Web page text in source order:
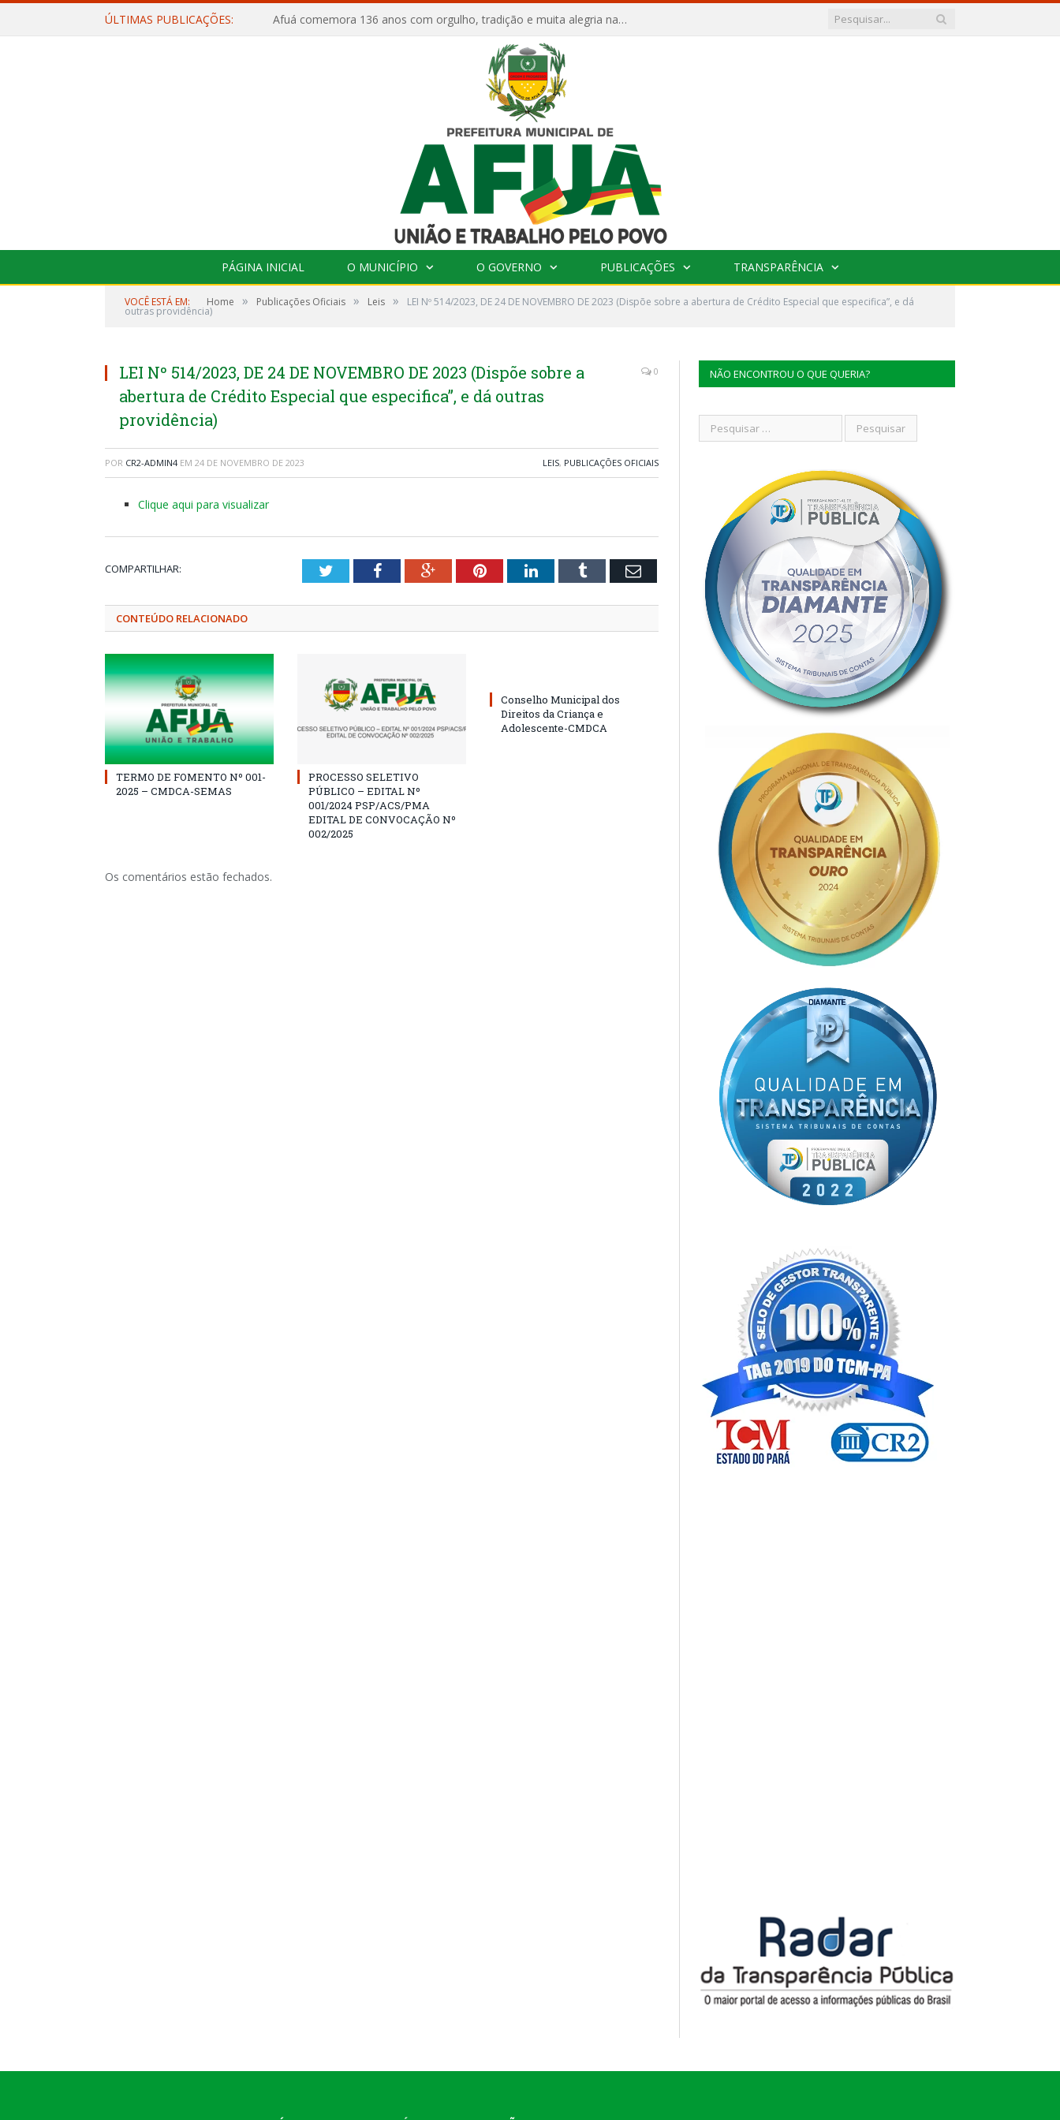
ÚLTIMAS PUBLICAÇÕES: Afuá comemora 136 anos com orgulho, tradição e muita alegria na Quadra Dr. Nelson Salomão
PÁGINA INICIAL O MUNICÍPIO O GOVERNO PUBLICAÇÕES TRANSPARÊNCIA
VOCÊ ESTÁ EM: Home » Publicações Oficiais » Leis » LEI Nº 514/2023, DE 24 DE NOVEMBRO DE 2023 (Dispõe sobre a abertura de Crédito Especial que especifica”, e dá
outras providência)
LEI Nº 514/2023, DE 24 DE NOVEMBRO DE 2023 (Dispõe sobre a
abertura de Crédito Especial que especifica”, e dá outras
providência)
0
POR CR2-ADMIN4 EM 24 DE NOVEMBRO DE 2023 LEIS, PUBLICAÇÕES OFICIAIS
Clique aqui para visualizar
COMPARTILHAR: TwitterFacebookGoogle+PinterestLinkedInTumblr Email
CONTEÚDO RELACIONADO
TERMO DE FOMENTO Nº 001-
2025 – CMDCA-SEMAS
PROCESSO SELETIVO
PÚBLICO – EDITAL Nº
001/2024 PSP/ACS/PMA
EDITAL DE CONVOCAÇÃO Nº
002/2025
Conselho Municipal dos
Direitos da Criança e
Adolescente-CMDCA
Os comentários estão fechados.
NÃO ENCONTROU O QUE QUERIA?